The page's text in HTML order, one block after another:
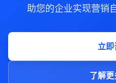
助您的企业实现营销
立即
了解